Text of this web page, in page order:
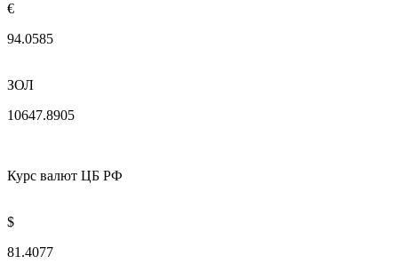
€
94.0585
ЗОЛ
10647.8905
Курс валют ЦБ РФ
$
81.4077